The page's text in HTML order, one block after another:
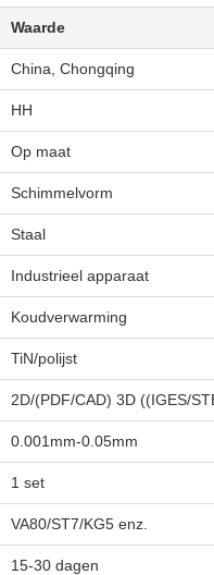
Waarde
China, Chongqing
HH
Op maat
Schimmelvorm
Staal
Industrieel apparaat
Koudverwarming
TiN/polijst
2D/(PDF/CAD) 3D ((IGES/
0.001mm-0.05mm
1 set
VA80/ST7/KG5 enz.
15-30 dagen